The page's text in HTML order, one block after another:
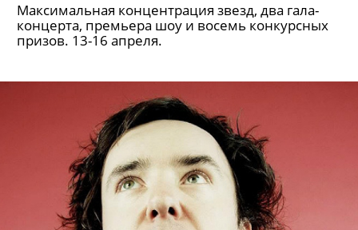
Максимальная концентрация звезд, два гала-
концерта, премьера шоу и восемь конкурсных
призов. 13-16 апреля.